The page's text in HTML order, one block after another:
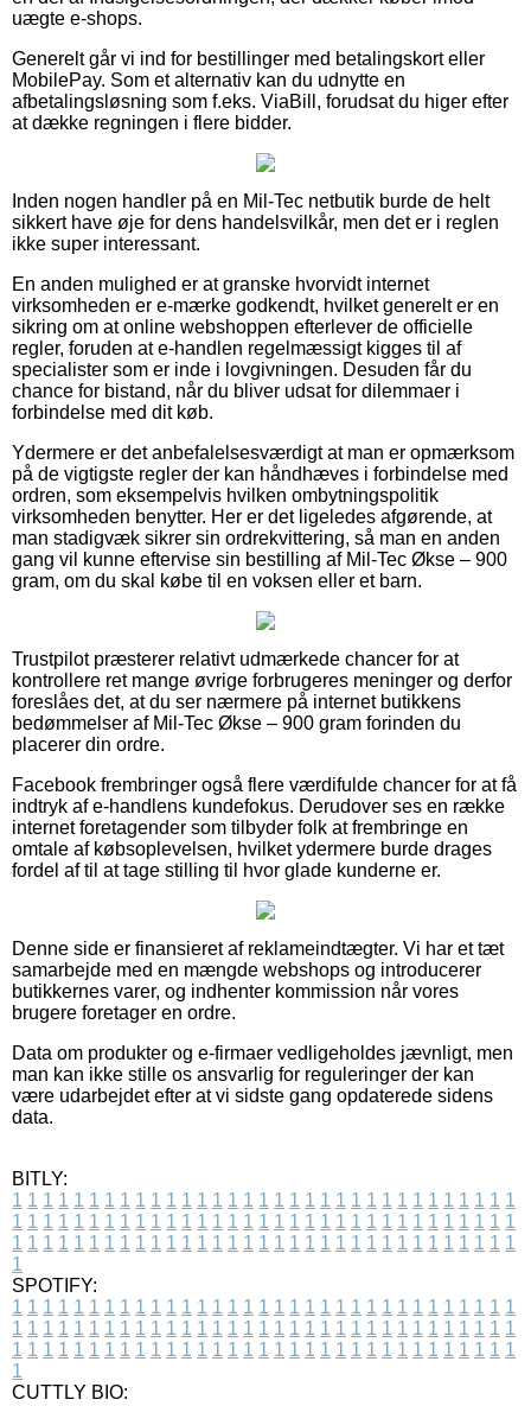
uægte e-shops.
Generelt går vi ind for bestillinger med betalingskort eller
MobilePay. Som et alternativ kan du udnytte en
afbetalingsløsning som f.eks. ViaBill, forudsat du higer efter
at dække regningen i flere bidder.
Inden nogen handler på en Mil-Tec netbutik burde de helt
sikkert have øje for dens handelsvilkår, men det er i reglen
ikke super interessant.
En anden mulighed er at granske hvorvidt internet
virksomheden er e-mærke godkendt, hvilket generelt er en
sikring om at online webshoppen efterlever de officielle
regler, foruden at e-handlen regelmæssigt kigges til af
specialister som er inde i lovgivningen. Desuden får du
chance for bistand, når du bliver udsat for dilemmaer i
forbindelse med dit køb.
Ydermere er det anbefalelsesværdigt at man er opmærksom
på de vigtigste regler der kan håndhæves i forbindelse med
ordren, som eksempelvis hvilken ombytningspolitik
virksomheden benytter. Her er det ligeledes afgørende, at
man stadigvæk sikrer sin ordrekvittering, så man en anden
gang vil kunne eftervise sin bestilling af Mil-Tec Økse – 900
gram, om du skal købe til en voksen eller et barn.
Trustpilot præsterer relativt udmærkede chancer for at
kontrollere ret mange øvrige forbrugeres meninger og derfor
foreslåes det, at du ser nærmere på internet butikkens
bedømmelser af Mil-Tec Økse – 900 gram forinden du
placerer din ordre.
Facebook frembringer også flere værdifulde chancer for at få
indtryk af e-handlens kundefokus. Derudover ses en række
internet foretagender som tilbyder folk at frembringe en
omtale af købsoplevelsen, hvilket ydermere burde drages
fordel af til at tage stilling til hvor glade kunderne er.
Denne side er finansieret af reklameindtægter. Vi har et tæt
samarbejde med en mængde webshops og introducerer
butikkernes varer, og indhenter kommission når vores
brugere foretager en ordre.
Data om produkter og e-firmaer vedligeholdes jævnligt, men
man kan ikke stille os ansvarlig for reguleringer der kan
være udarbejdet efter at vi sidste gang opdaterede sidens
data.
BITLY:
1 1 1 1 1 1 1 1 1 1 1 1 1 1 1 1 1 1 1 1 1 1 1 1 1 1 1 1 1 1 1 1 1
1 1 1 1 1 1 1 1 1 1 1 1 1 1 1 1 1 1 1 1 1 1 1 1 1 1 1 1 1 1 1 1 1
1 1 1 1 1 1 1 1 1 1 1 1 1 1 1 1 1 1 1 1 1 1 1 1 1 1 1 1 1 1 1 1 1
1
SPOTIFY:
1 1 1 1 1 1 1 1 1 1 1 1 1 1 1 1 1 1 1 1 1 1 1 1 1 1 1 1 1 1 1 1 1
1 1 1 1 1 1 1 1 1 1 1 1 1 1 1 1 1 1 1 1 1 1 1 1 1 1 1 1 1 1 1 1 1
1 1 1 1 1 1 1 1 1 1 1 1 1 1 1 1 1 1 1 1 1 1 1 1 1 1 1 1 1 1 1 1 1
1
CUTTLY BIO: